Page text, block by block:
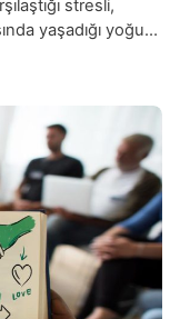
stresli,
yaşadığı yoğun
günlük
dengesinin
anlarında kişi,
yorgun
ani bir kayıp, […]